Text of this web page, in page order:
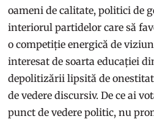
oameni de calitate, politici de
interiorul partidelor care să
o competiție energică de
interesat de soarta educației
depolitizării lipsită de
de vedere discursiv. De ce ai
punct de vedere politic, nu